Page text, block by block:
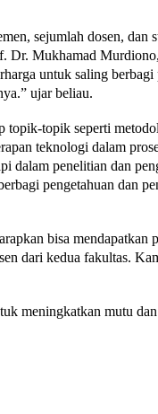
sejumlah dosen, dan
Mukhamad
untuk saling
ujar beliau.
topik-topik seperti
teknologi dalam
dalam penelitian dan
pengetahuan dan
bisa mendapatkan
dari kedua fakultas.
meningkatkan mutu dan